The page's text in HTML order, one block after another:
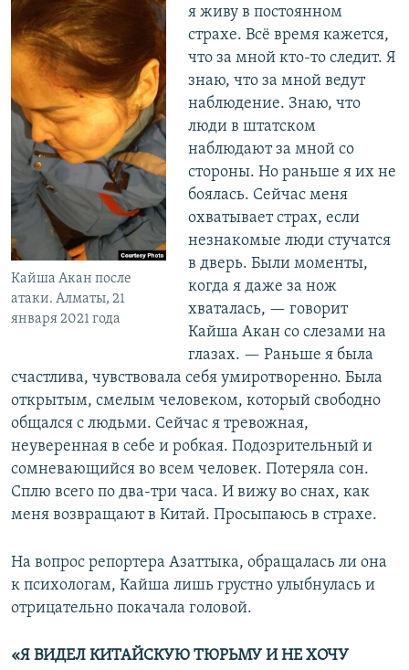
Кайша Акан после
атаки. Алматы, 21
января 2021 года
я живу в постоянном
страхе. Всё время кажется,
что за мной кто-то следит. Я
знаю, что за мной ведут
наблюдение. Знаю, что
люди в штатском
наблюдают за мной со
стороны. Но раньше я их не
боялась. Сейчас меня
охватывает страх, если
незнакомые люди стучатся
в дверь. Были моменты,
когда я даже за нож
хваталась, — говорит
Кайша Акан со слезами на
глазах. — Раньше я была
счастлива, чувствовала себя умиротворенно. Была
открытым, смелым человеком, который свободно
общался с людьми. Сейчас я тревожная,
неуверенная в себе и робкая. Подозрительный и
сомневающийся во всем человек. Потеряла сон.
Сплю всего по два-три часа. И вижу во снах, как
меня возвращают в Китай. Просыпаюсь в страхе.
На вопрос репортера Азаттыка, обращалась ли она
к психологам, Кайша лишь грустно улыбнулась и
отрицательно покачала головой.
«Я ВИДЕЛ КИТАЙСКУЮ ТЮРЬМУ И НЕ ХОЧУ